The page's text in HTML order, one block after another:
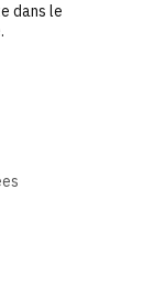
dans le